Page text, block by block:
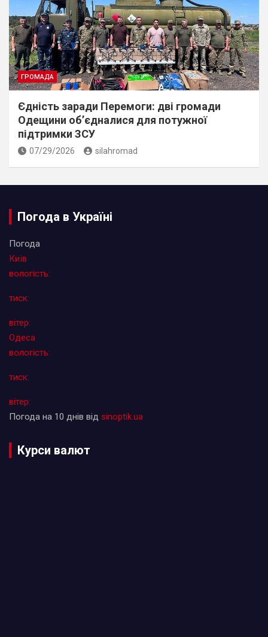
ГРОМАДА
Єдність заради Перемоги: дві громади
Одещини об’єдналися для потужної
підтримки ЗСУ
07/29/2026 silahromad
Погода в Україні
Погода
Київ
вологість:
тиск:
вітер:
Одеса
вологість:
тиск:
вітер:
Погода на 10 днів від sinoptik.ua
Курси валют